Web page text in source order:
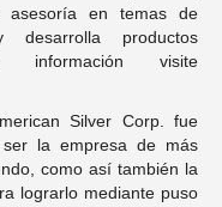
asesoría en temas de
desarrolla productos
información visite
Silver Corp. fue
la empresa de más
como así también la
lograrlo mediante puso